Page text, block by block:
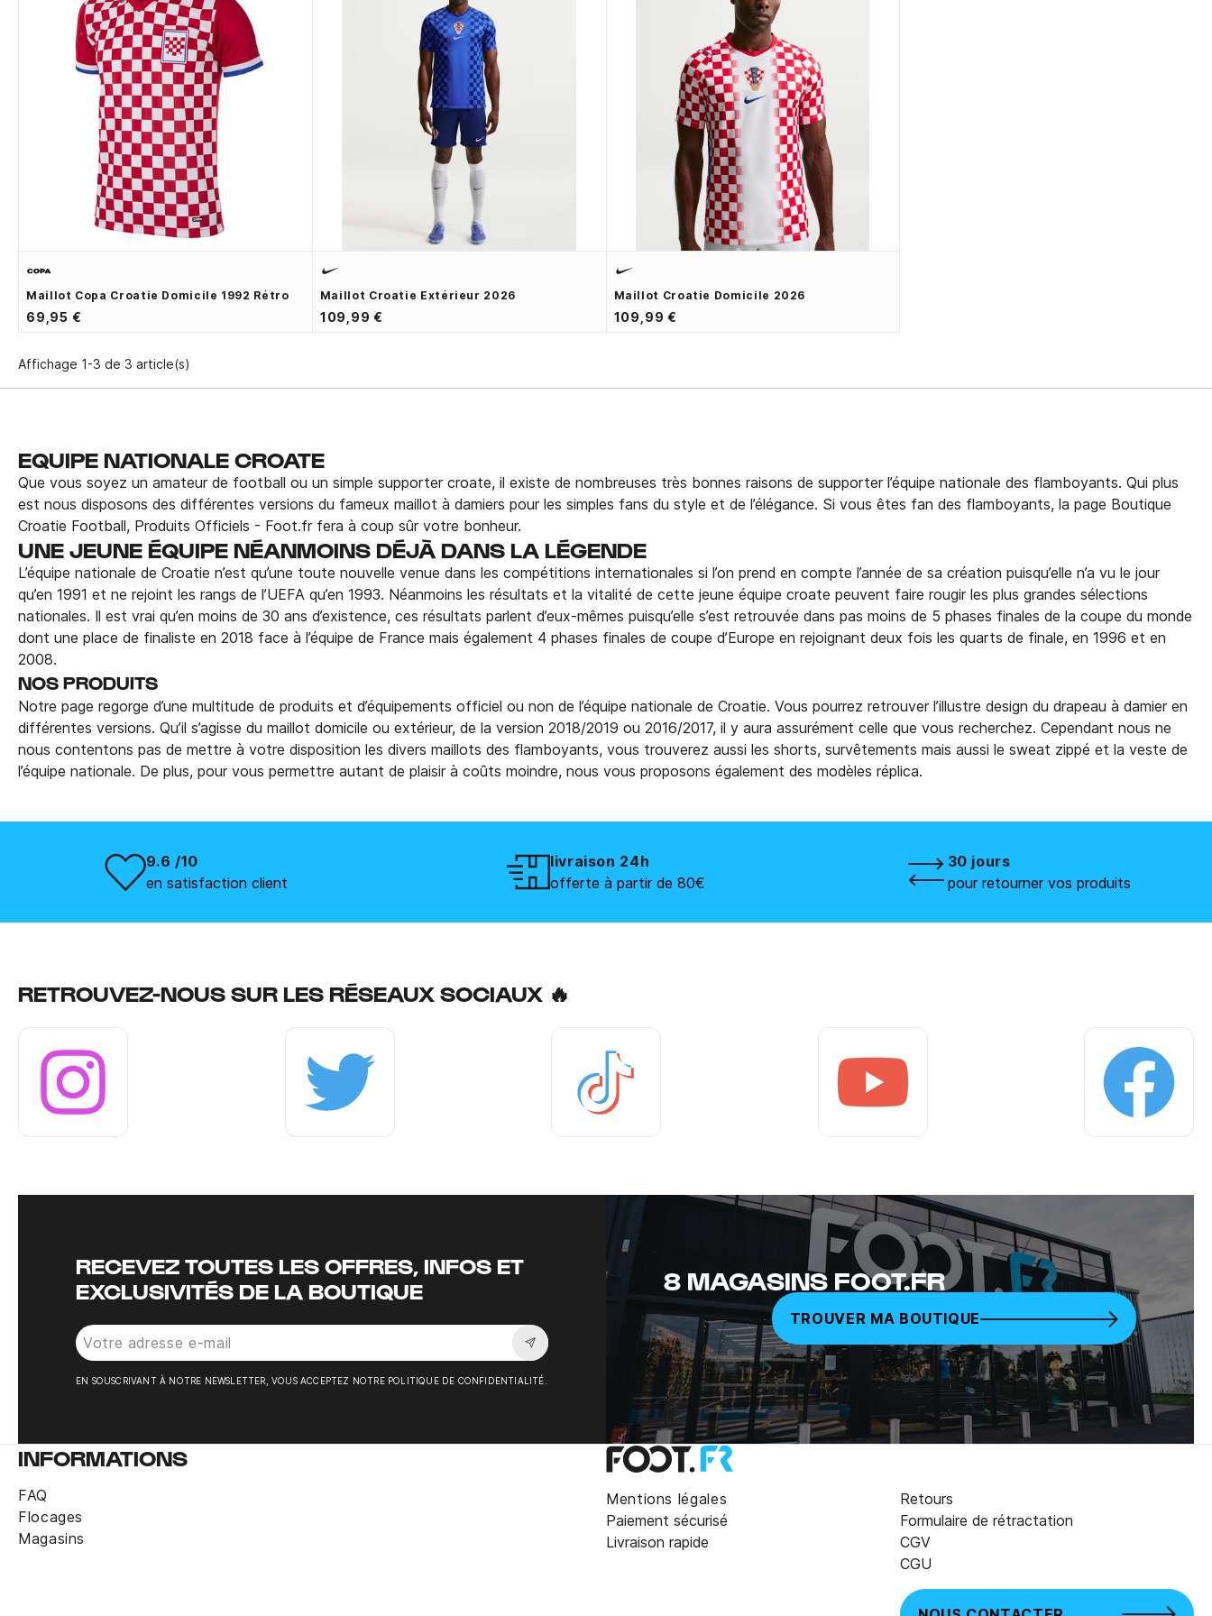
Maillot Copa Croatie Domicile 1992 Rétro
69,95 €
Maillot Croatie Extérieur 2026
109,99 €
Maillot Croatie Domicile 2026
109,99 €
Affichage 1-3 de 3 article(s)
EQUIPE NATIONALE CROATE
Que vous soyez un amateur de football ou un simple supporter croate, il existe de nombreuses très bonnes raisons de supporter l’équipe nationale des flamboyants. Qui plus
est nous disposons des différentes versions du fameux maillot à damiers pour les simples fans du style et de l’élégance. Si vous êtes fan des flamboyants, la page Boutique
Croatie Football, Produits Officiels - Foot.fr fera à coup sûr votre bonheur.
UNE JEUNE ÉQUIPE NÉANMOINS DÉJÀ DANS LA LÉGENDE
L’équipe nationale de Croatie n’est qu’une toute nouvelle venue dans les compétitions internationales si l’on prend en compte l’année de sa création puisqu’elle n’a vu le jour
qu’en 1991 et ne rejoint les rangs de l’UEFA qu’en 1993. Néanmoins les résultats et la vitalité de cette jeune équipe croate peuvent faire rougir les plus grandes sélections
nationales. Il est vrai qu’en moins de 30 ans d’existence, ces résultats parlent d’eux-mêmes puisqu’elle s’est retrouvée dans pas moins de 5 phases finales de la coupe du monde
dont une place de finaliste en 2018 face à l’équipe de France mais également 4 phases finales de coupe d’Europe en rejoignant deux fois les quarts de finale, en 1996 et en
2008.
NOS PRODUITS
Notre page regorge d’une multitude de produits et d’équipements officiel ou non de l’équipe nationale de Croatie. Vous pourrez retrouver l’illustre design du drapeau à damier en
différentes versions. Qu’il s’agisse du maillot domicile ou extérieur, de la version 2018/2019 ou 2016/2017, il y aura assurément celle que vous recherchez. Cependant nous ne
nous contentons pas de mettre à votre disposition les divers maillots des flamboyants, vous trouverez aussi les shorts, survêtements mais aussi le sweat zippé et la veste de
l’équipe nationale. De plus, pour vous permettre autant de plaisir à coûts moindre, nous vous proposons également des modèles réplica.
9.6 /10
en satisfaction client
livraison 24h
offerte à partir de 80€
30 jours
pour retourner vos produits
RETROUVEZ-NOUS SUR LES RÉSEAUX SOCIAUX 🔥
RECEVEZ TOUTES LES OFFRES, INFOS ET
EXCLUSIVITÉS DE LA BOUTIQUE
Souscrire à la newsletter
EN SOUSCRIVANT À NOTRE NEWSLETTER, VOUS ACCEPTEZ NOTRE POLITIQUE DE CONFIDENTIALITÉ.
8 MAGASINS FOOT.FR
TROUVER MA BOUTIQUE
INFORMATIONS
FAQ
Flocages
Magasins
Mentions légales
Paiement sécurisé
Livraison rapide
Retours
Formulaire de rétractation
CGV
CGU